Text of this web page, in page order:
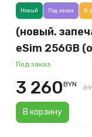
(новый.
eSim 256GB
Под заказ
В корзину
Новый Под заказ В
3 260BYN